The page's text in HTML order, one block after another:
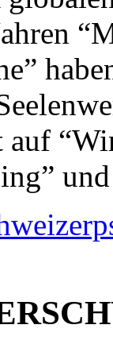
auf